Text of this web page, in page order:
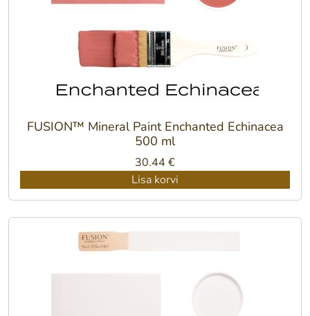
FUSION™ Mineral Paint Enchanted Echinacea
500 ml
30.44 €
Lisa korvi